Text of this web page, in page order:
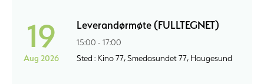
19
Aug 2026
Leverandørmøte (FULLTEGNET)
15:00 - 17:00
Sted : Kino 77, Smedasundet 77, Haugesund